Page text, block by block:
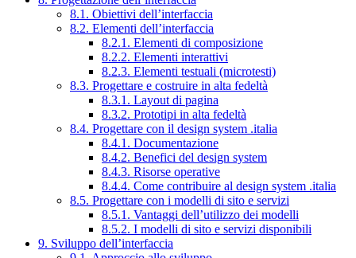
8.1. Obiettivi dell’interfaccia
8.2. Elementi dell’interfaccia
8.2.1. Elementi di composizione
8.2.2. Elementi interattivi
8.2.3. Elementi testuali (microtesti)
8.3. Progettare e costruire in alta fedeltà
8.3.1. Layout di pagina
8.3.2. Prototipi in alta fedeltà
8.4. Progettare con il design system .italia
8.4.1. Documentazione
8.4.2. Benefici del design system
8.4.3. Risorse operative
8.4.4. Come contribuire al design system .italia
8.5. Progettare con i modelli di sito e servizi
8.5.1. Vantaggi dell’utilizzo dei modelli
8.5.2. I modelli di sito e servizi disponibili
9. Sviluppo dell’interfaccia